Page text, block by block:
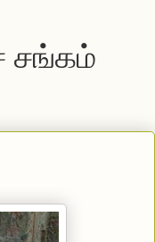
சங்கம்